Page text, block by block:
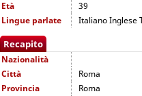
Età
39
Lingue parlate
Italiano Inglese
Recapito
Nazionalità
Città
Roma
Provincia
Roma